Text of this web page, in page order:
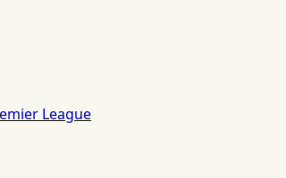
League